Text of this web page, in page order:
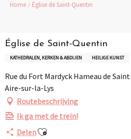
Home Église de Saint-Quentin
Église de Saint-Quentin
KATHEDRALEN, KERKEN & ABDIJEN HEILIGE KUNST
Rue du Fort Mardyck Hameau de
Aire-sur-la-Lys
Routebeschrijving
Ik ga met de trein!
DelenAjouter aux favoris